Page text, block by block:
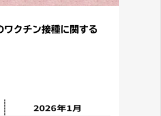
クチン接種に関する